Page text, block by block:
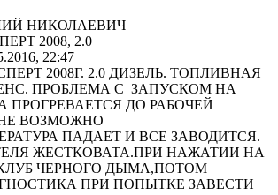
НИКОЛАЕВИЧ
2008, 2.0
, 22:47
2008Г. 2.0 ДИЗЕЛЬ. ТОПЛИВНАЯ
ПРОБЛЕМА С ЗАПУСКОМ НА
ПРОГРЕВАЕТСЯ ДО РАБОЧЕЙ
ВОЗМОЖНО
ПАДАЕТ И ВСЕ ЗАВОДИТСЯ.
ЖЕСТКОВАТА.ПРИ НАЖАТИИ НА
ЧЕРНОГО ДЫМА,ПОТОМ
ПРИ ПОПЫТКЕ ЗАВЕСТИ